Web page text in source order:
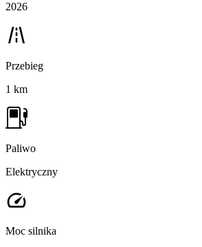
2026
Przebieg
1 km
Paliwo
Elektryczny
Moc silnika